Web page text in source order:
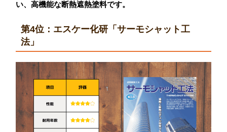
い、高機能な断熱遮熱塗料です。
第4位：エスケー化研「サーモシャット工
法」